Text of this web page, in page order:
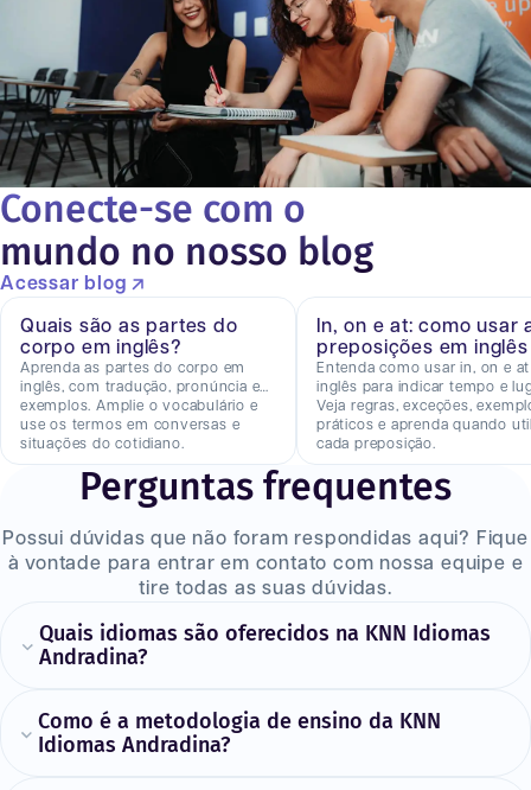
Conecte-se com o
mundo no nosso blog
Acessar blog
Quais são as partes do
corpo em inglês?
Aprenda as partes do corpo em
inglês, com tradução, pronúncia e
exemplos. Amplie o vocabulário e
use os termos em conversas e
situações do cotidiano.
In, on e at: como usar
preposições em inglês
Entenda como usar in, on e
inglês para indicar tempo e
Veja regras, exceções,
práticos e aprenda quando
cada preposição.
Perguntas frequentes
Possui dúvidas que não foram respondidas aqui? Fique
à vontade para entrar em contato com nossa equipe e
tire todas as suas dúvidas.
Quais idiomas são oferecidos na KNN Idiomas
Andradina?
Como é a metodologia de ensino da KNN
Idiomas Andradina?